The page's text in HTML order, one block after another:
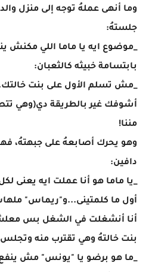
وما أنهى عملهُ توجه إلى منزل
جلستهُ:
_موضوع ايه يا ماما اللي مكنش
بابتسامة خبيثه كالثعبان:
_مش تسلم الأول على بنت
أشوفك غير بالطريقة دي(وهي
مننا!
وهو يحرك أصابعهُ على جبهتهُ،
دافين:
_يا ماما هو أنا عملت ايه يعنى
أول ما كلمتينى...و"ريماس"
أنا أنشغلت في الشغل بس
بنت خالتهُ وهي تقترب منه وتجلس
_ما هو برضو يا "يونس" مش